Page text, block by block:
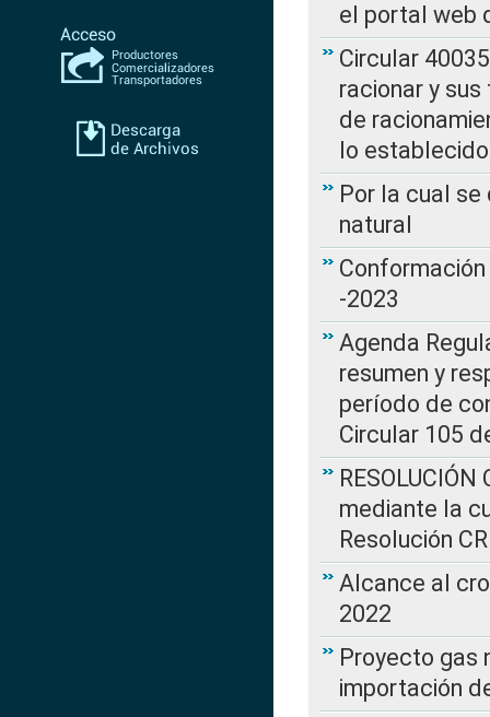
el portal web
Circular
racionar y
de
lo
Por la cual
natural
-2023
Agenda
resumen y
período de
Circular 105
mediante la
Resolución
Alcance al
2022
Proyecto gas
importación